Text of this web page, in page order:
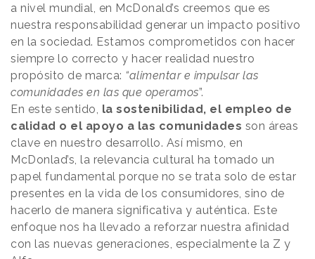
a nivel mundial, en McDonald’s creemos que es
nuestra responsabilidad generar un impacto positivo
en la sociedad. Estamos comprometidos con hacer
siempre lo correcto y hacer realidad nuestro
propósito de marca: “alimentar e impulsar las
comunidades en las que operamos”.
En este sentido, la sostenibilidad, el empleo de
calidad o el apoyo a las comunidades son áreas
clave en nuestro desarrollo. Así mismo, en
McDonlad’s, la relevancia cultural ha tomado un
papel fundamental porque no se trata solo de estar
presentes en la vida de los consumidores, sino de
hacerlo de manera significativa y auténtica. Este
enfoque nos ha llevado a reforzar nuestra afinidad
con las nuevas generaciones, especialmente la Z y